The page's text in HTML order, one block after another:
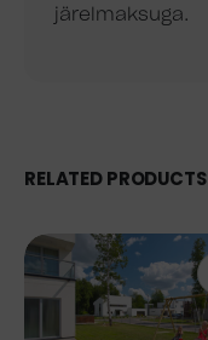
järelmaksuga.
RELATED PRODUCTS